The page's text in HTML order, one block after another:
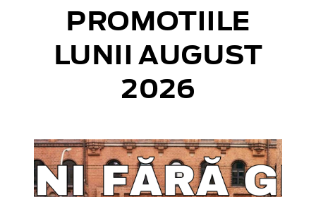
PROMOTIILE
LUNII AUGUST
2026